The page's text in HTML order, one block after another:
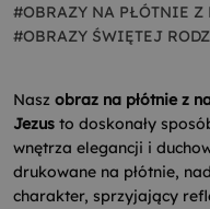
#OBRAZY NA PŁÓTNIE
#OBRAZY ŚWIĘTEJ
Nasz obraz na płótnie z
Jezus to doskonały
wnętrza elegancji i
drukowane na płótnie,
charakter, sprzyjający